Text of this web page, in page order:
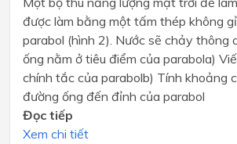
được làm bằng một tấm thép không
parabol (hình 2). Nước sẽ chảy thông
ống nằm ở tiêu điểm của parabola)
chính tắc của parabolb) Tính khoảng
đường ống đến đỉnh của parabol
Đọc tiếp
Xem chi tiết